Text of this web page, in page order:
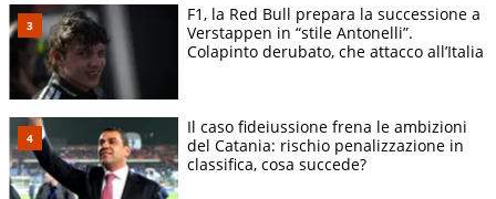
F1, la Red Bull prepara la successione a
Verstappen in “stile Antonelli”.
Colapinto derubato, che attacco all’Italia
Il caso fideiussione frena le ambizioni
del Catania: rischio penalizzazione in
classifica, cosa succede?